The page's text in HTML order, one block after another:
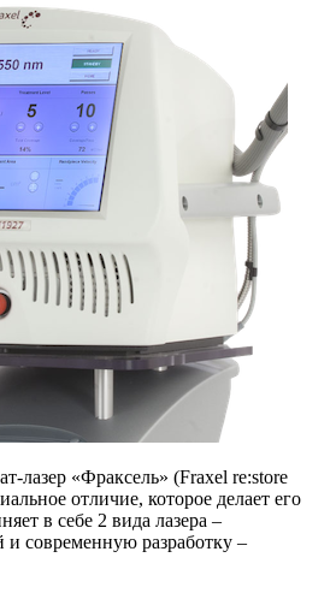
лазер «Фраксель» (Fraxel re:store
отличие, которое делает его
в себе 2 вида лазера –
и современную разработку –